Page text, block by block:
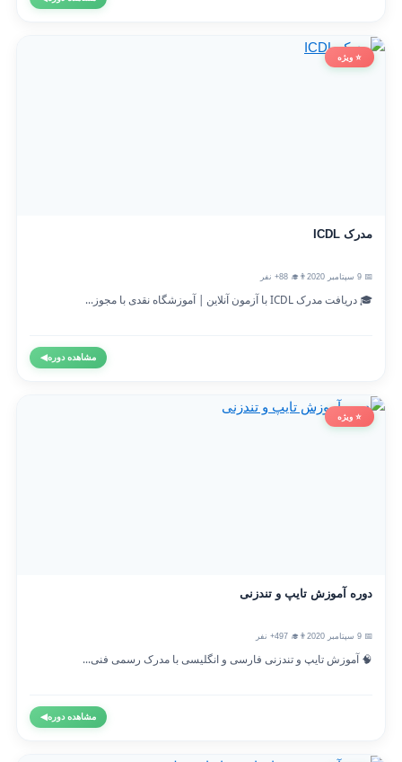
⭐ ویژه
مدرک ICDL
👨‍🎓 88+ نفر
🎓 دریافت مدرک ICDL با آزمون آنلاین | آموزشگاه نقدی با مجوز...
مشاهده دوره◀
⭐ ویژه
دوره آموزش تایپ و تندزنی
👨‍🎓 497+ نفر
🧠 آموزش تایپ و تندزنی فارسی و انگلیسی با مدرک رسمی فنی...
مشاهده دوره◀